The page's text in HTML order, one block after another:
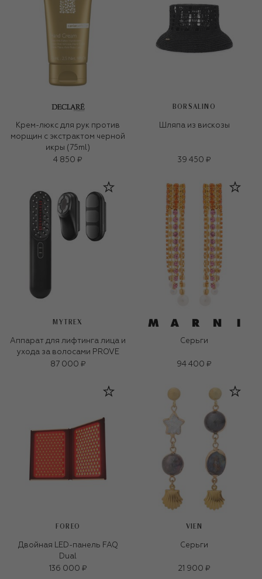
Крем-люкс для рук против
морщин с экстрактом черной
икры (75ml)
4 850 ₽
BORSALINO
Шляпа из вискозы
39 450 ₽
MYTREX
Аппарат для лифтинга лица и
ухода за волосами PROVE
87 000 ₽
Серьги
94 400 ₽
FOREO
Двойная LED-панель FAQ
Dual
136 000 ₽
VIEN
Серьги
21 900 ₽